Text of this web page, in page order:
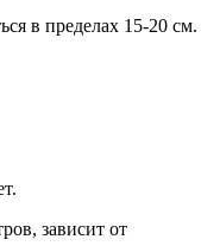
в пределах 15-20 см.
зависит от